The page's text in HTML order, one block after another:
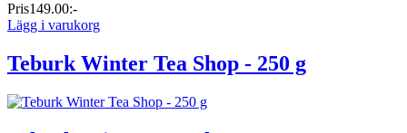
Pris149.00:-
Lägg i varukorg
Teburk Winter Tea Shop - 250 g